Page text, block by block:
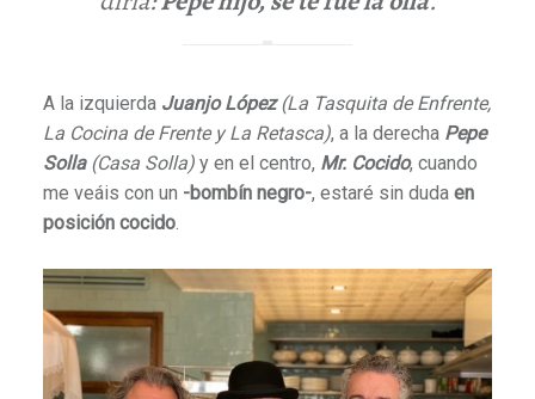
A la izquierda Juanjo López (La Tasquita de Enfrente,
La Cocina de Frente y La Retasca), a la derecha Pepe
Solla (Casa Solla)y en el centro, Mr. Cocido, cuando
me veáis con un -bombín negro-, estaré sin duda en
posición cocido.